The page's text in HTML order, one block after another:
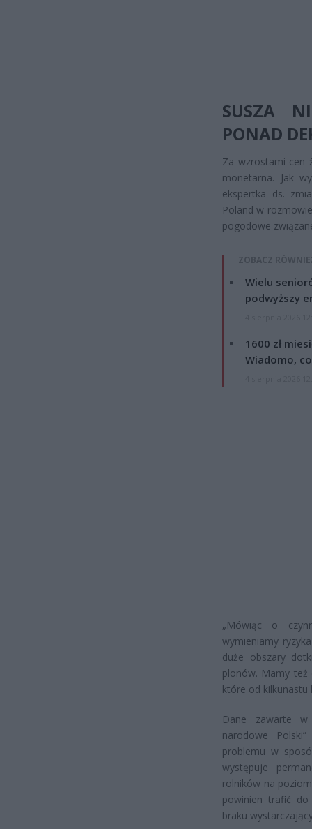
SUSZA
PONAD
Za wzrostami cen
monetarna. Jak
ekspertka ds.
Poland w
pogodowe
ZOBACZ
Wielu
podwyższy
1600 zł
Wiadomo,
„Mówiąc o
wymieniamy
duże obszary
plonów. Mamy też
które od kilkunastu
Dane zawarte w
narodowe
problemu w
występuje
rolników na
powinien trafić do
braku